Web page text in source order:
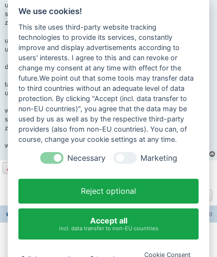
und alles schwarze plastezeug wird wie neu mit dem billigsten
silikonfreien cockpitreiniger
zb
und wenn sowas länger wegstellst fährst vorher in die autoselbstwasch
und schön wachs drauf überall
dann fingerhut 2 taktöl ins kerzenloch unf durchleiern
tank leer und trocken, öligen lappen über einfüllloch , und deckel drüber
und vergaser leer
wenns lange wegestellt wird, dann mehr getrieböl rein kann auch nix
schaden, aber nur atf
zum überwintern muss mans aber nicht übertrieiben
wachs....hilft
Antworten
2 Beiträge • Seite1von1
UTC+02:00
Impressum
We use cookies!
This site uses third-party website tracking
technologies to provide its services, constantly
improve and display advertisements according to
users' interests. I agree to this and can revoke or
change my consent at any time with effect for the
future.We point out that some tools may transfer data
to third countries without an adequate level of data
protection. By clicking "Accept (incl. data transfer to
non-EU countries)", you agree that the data may be
used by us as well as by the respective third-party
providers (also from non-EU countries). You can, of
course, change your cookie settings at any time.
Necessary Marketing
Reject optional
Accept all
incl. data transfer to non-EU countries
Cookie Consent